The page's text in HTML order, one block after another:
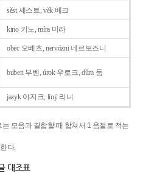
sěst 셰스트, věk 베크
kino 키노, míra 미라
obec 오베츠, nervózni 네르보즈니
buben 부벤, úrok 우로크, dům 둠
jazyk야지크, líný 리니
는 모음과 결합할 때 합쳐서 1 음절로 적는
다.
대조표